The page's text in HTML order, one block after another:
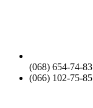
(068) 654-74-83
(066) 102-75-85